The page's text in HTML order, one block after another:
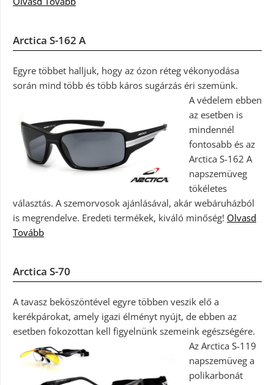
Arctica S-162 A
Egyre többet halljuk, hogy az ózon réteg vékonyodása
során mind több és több káros sugárzás éri szemünk.
A védelem ebben
az esetben is
mindennél
fontosabb és az
Arctica S-162 A
napszemüveg
tökéletes
választás. A szemorvosok ajánlásával, akár webáruházból
is megrendelve. Eredeti termékek, kiváló minőség! Olvasd
Tovább
Arctica S-70
A tavasz beköszöntével egyre többen veszik elő a
kerékpárokat, amely igazi élményt nyújt, de ebben az
esetben fokozottan kell figyelnünk szemeink egészségére.
Az Arctica S-119
napszemüveg a
polikarbonát